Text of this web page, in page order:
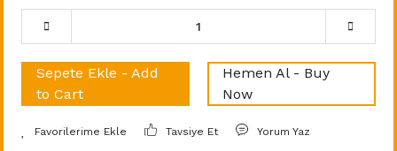
Sepete Ekle - Add
to Cart
Hemen Al - Buy
Now
Tavsiye Et Yorum Yaz